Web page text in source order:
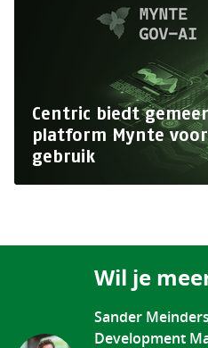
Centric biedt
platform Mynte
gebruik
Wil je
Sander
Development